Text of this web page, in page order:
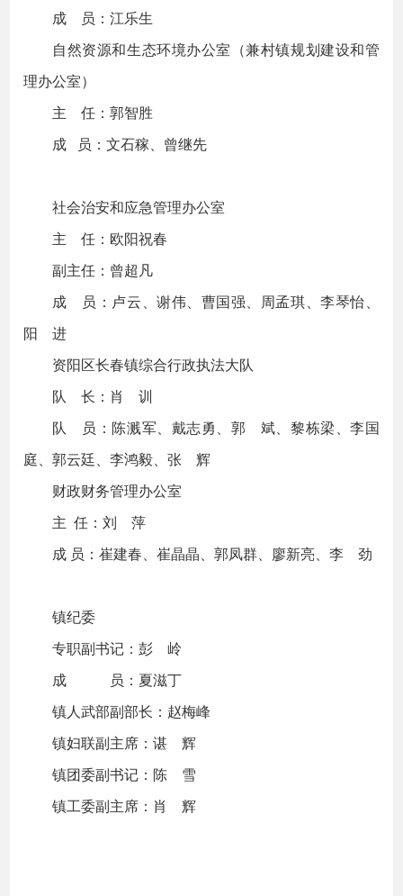
成 员：江乐生
自然资源和生态环境办公室（兼村镇规划建设和管
理办公室）
主 任：郭智胜
成 员：文石稼、曾继先
社会治安和应急管理办公室
主 任：欧阳祝春
副主任：曾超凡
成 员：卢云、谢伟、曹国强、周孟琪、李琴怡、
阳 进
资阳区长春镇综合行政执法大队
队 长：肖 训
队 员：陈溅军、戴志勇、郭 斌、黎栋梁、李国
庭、郭云廷、李鸿毅、张 辉
财政财务管理办公室
主 任：刘 萍
成 员：崔建春、崔晶晶、郭凤群、廖新亮、李 劲
镇纪委
专职副书记：彭 岭
成 员：夏滋丁
镇人武部副部长：赵梅峰
镇妇联副主席：谌 辉
镇团委副书记：陈 雪
镇工委副主席：肖 辉